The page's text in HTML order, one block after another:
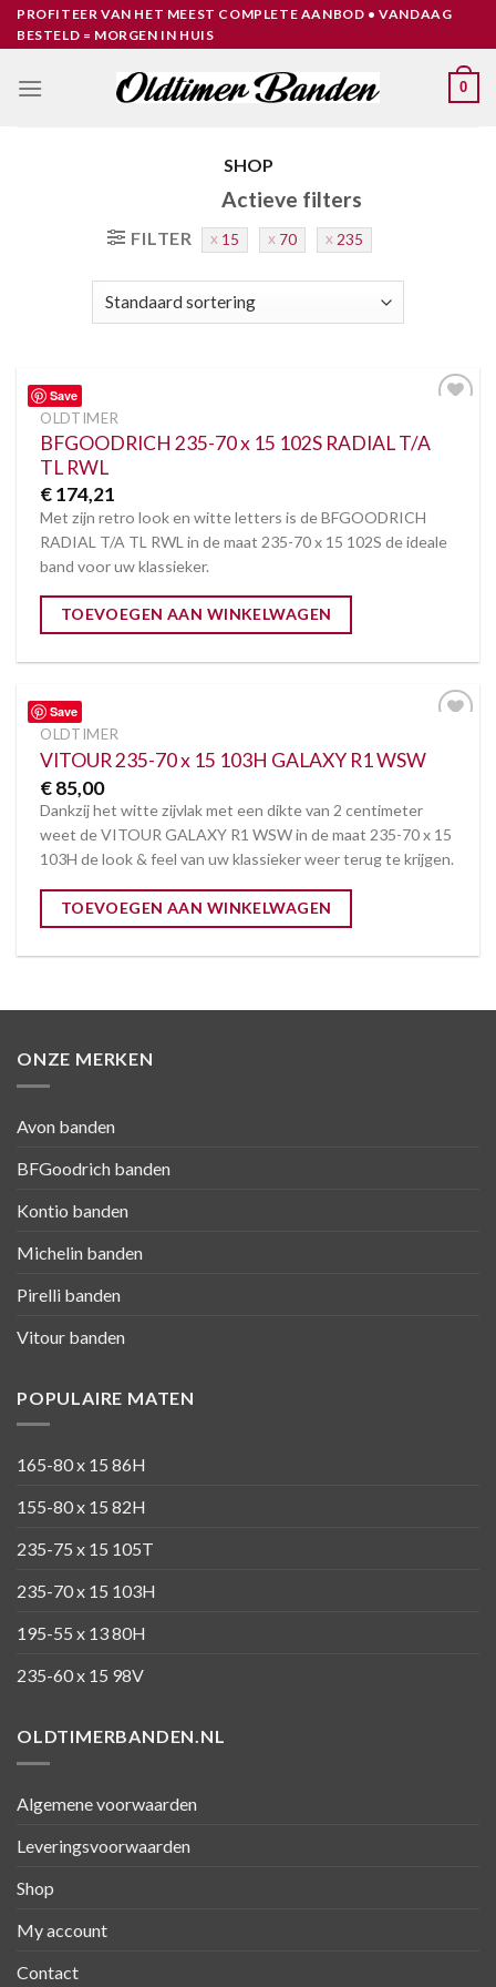
SkipPROFITEER VAN HET MEEST COMPLETE AANBOD • VANDAAG
BESTELD = MORGEN IN HUIS
0
SHOP
FILTER
Actieve filters
15 70 235
Save
aan
verlanglijst
OLDTIMER
BFGOODRICH 235-70 x 15 102S RADIAL T/A
TL RWL
€174,21
Met zijn retro look en witte letters is de BFGOODRICH
RADIAL T/A TL RWL in de maat 235-70 x 15 102S de ideale
band voor uw klassieker.
TOEVOEGEN AAN WINKELWAGEN
Save
aan
verlanglijst
OLDTIMER
VITOUR 235-70 x 15 103H GALAXY R1 WSW
€85,00
Dankzij het witte zijvlak met een dikte van 2 centimeter
weet de VITOUR GALAXY R1 WSW in de maat 235-70 x 15
103H de look & feel van uw klassieker weer terug te krijgen.
TOEVOEGEN AAN WINKELWAGEN
ONZE MERKEN
Avon banden
BFGoodrich banden
Kontio banden
Michelin banden
Pirelli banden
Vitour banden
POPULAIRE MATEN
165-80 x 15 86H
155-80 x 15 82H
235-75 x 15 105T
235-70 x 15 103H
195-55 x 13 80H
235-60 x 15 98V
OLDTIMERBANDEN.NL
Algemene voorwaarden
Leveringsvoorwaarden
Shop
My account
Contact